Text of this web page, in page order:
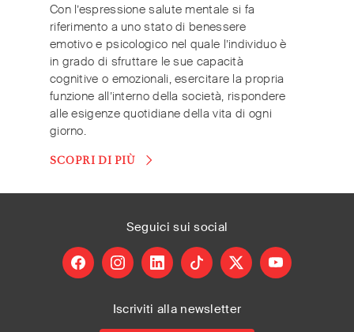
Con l’espressione salute mentale si fa
riferimento a uno stato di benessere
emotivo e psicologico nel quale l’individuo è
in grado di sfruttare le sue capacità
cognitive o emozionali, esercitare la propria
funzione all’interno della società, rispondere
alle esigenze quotidiane della vita di ogni
giorno.
SCOPRI DI PIÙ
Seguici sui social
facebookinstagramlinkedintiktok X youtube
Iscriviti alla newsletter